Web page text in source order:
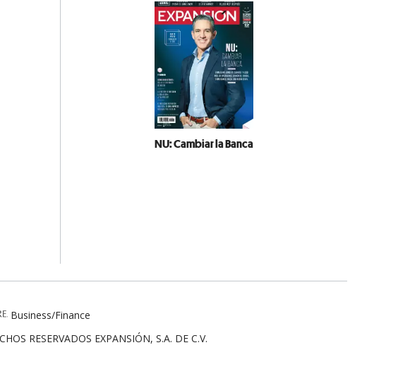
NU: Cambiar la Banca
Business/Finance
RESERVADOS EXPANSIÓN, S.A. DE C.V.